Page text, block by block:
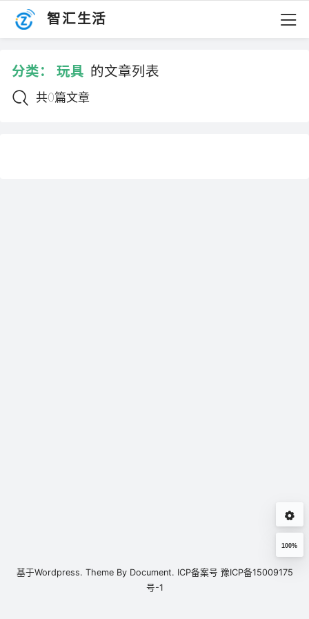
智汇生活
分类： 玩具 的文章列表
共0篇文章
100%
基于Wordpress. Theme By Document. ICP备案号 豫ICP备15009175
号-1